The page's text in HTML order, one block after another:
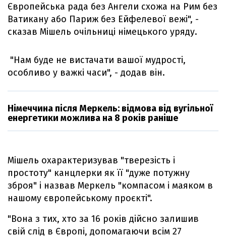
Європейська рада без Ангели схожа на Рим без
Ватикану або Париж без Ейфелевої вежі", -
сказав Мішель очільниці німецького уряду.
"Нам буде не вистачати вашої мудрості,
особливо у важкі часи", - додав він.
Німеччина після Меркель: відмова від вугільної
енергетики можлива на 8 років раніше
Мішель охарактеризував "тверезість і
простоту" канцлерки як її "дуже потужну
зброя" і назвав Меркель "компасом і маяком в
нашому європейському проєкті".
"Вона з тих, хто за 16 років дійсно залишив
свій слід в Європі, допомагаючи всім 27